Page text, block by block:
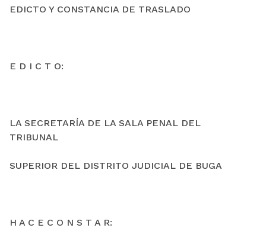
EDICTO Y CONSTANCIA DE TRASLADO
E D I C T O:
LA SECRETARÍA DE LA SALA PENAL DEL
TRIBUNAL
SUPERIOR DEL DISTRITO JUDICIAL DE BUGA
H A C E C O N S T A R: